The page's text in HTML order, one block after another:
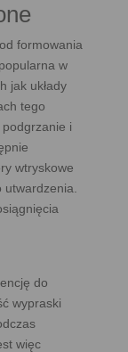
formowania
w
jak układy
tego
i
wtryskowe
do
wypraski
więc